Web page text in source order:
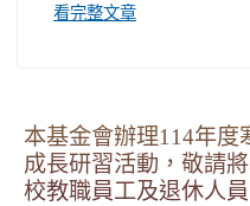
看完整文章
本基金會辦理114年度
成長研習活動，敬請
校教職員工及退休人